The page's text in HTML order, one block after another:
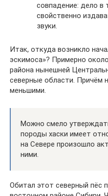
совпадение: дело в
свойственно
звуки.
Итак, откуда возникло
эскимоса»? Примерно
района нынешней
северные области. Причём
меньшими.
Можно смело
породы хаски имеет
на Севере произошло
ними.
Обитал этот северный пёс